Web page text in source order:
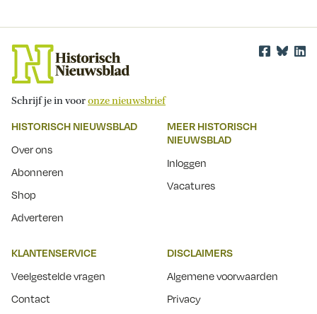
Schrijf je in vooronze nieuwsbrief
HISTORISCH NIEUWSBLAD
Over ons
Abonneren
Shop
Adverteren
MEER HISTORISCH
NIEUWSBLAD
Inloggen
Vacatures
KLANTENSERVICE
Veelgestelde vragen
Contact
DISCLAIMERS
Algemene voorwaarden
Privacy